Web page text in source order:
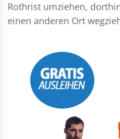
Rothrist umziehen,
einen anderen Ort